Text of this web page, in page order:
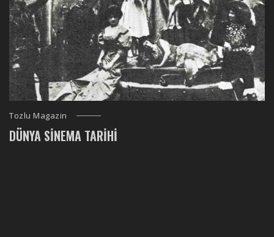
Tozlu Magazin
DÜNYA SINEMA TARIHI